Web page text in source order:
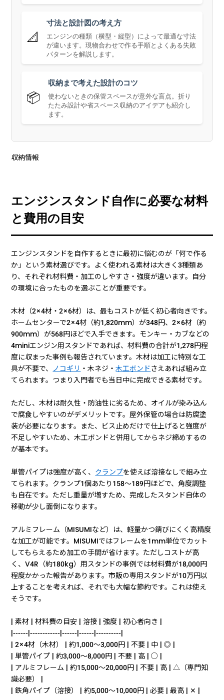
📐
寸法と設計図の考え方
エンジンの種類（横型・縦型）によって最適な寸法
が違います。現物合わせで作る手順とよくある失敗
パターンを解説します。
📦
収納まで考えた設計のコツ
使わないときの保管スペースが意外な盲点。折り
たたみ設計や省スペース収納のアイデアも紹介し
ます。
収納情報
エンジンスタンド自作に必要な材料
と費用の目安
エンジンスタンドを自作するときに最初に悩むのが「何で作る
か」という素材選びです。よく使われる素材は大きく3種類あ
り、それぞれ材料費・加工のしやすさ・強度が違います。自分
の環境に合ったものを選ぶことが重要です。
木材（2×4材・2×6材）は、最もコストが低く初心者向きです。
ホームセンターで2×4材（約1,820mm）が348円、2×6材（約
900mm）が568円ほどで入手できます。モンキー・カブなどの
4miniエンジン用スタンドであれば、材料費の合計が1,278円程
度に収まった事例も報告されています。木材は加工に特別な工
具が不要で、 ノコギリ ・木ネジ・木工ボンドさえあれば組み立
てられます。つまり入門者でも当日中に完成できる素材です。
ただし、木材は耐久性・防油性に劣るため、オイルが染み込ん
で腐食しやすいのがデメリットです。屋外保管の場合は防腐塗
装が必要になります。また、ビス止めだけで仕上げると強度が
不足しやすいため、木工ボンドと併用してからネジ締めするの
が基本です。
単管パイプは強度が高く、 クランプを使えば溶接なしで組み立
てられます。クランプ1個あたり158〜189円ほどで、角度調整
も自在です。ただし重量が増すため、完成したスタンド自体の
移動が少し面倒になります。
アルミフレーム（MISUMIなど）は、軽量かつ錆びにくく高精度
な加工が可能です。MISUMIではフレームを1mm単位でカット
してもらえるため加工の手間が省けます。ただしコストが高
く、V4R（約180kg）用スタンドの事例では材料費が18,000円
程度かかった報告があります。市販の専用スタンドが10万円以
上することを考えれば、それでも大幅な節約です。これは使え
そうです。
| 素材 | 材料費の目安 | 溶接 | 強度 | 初心者向き |
|------|------------|------|------|----------|
| 2×4材（木材） | 約1,000〜3,000円 | 不要 | 中 | ◎ |
| 単管パイプ | 約3,000〜8,000円 | 不要 | 高 | ○ |
| アルミフレーム | 約15,000〜20,000円 | 不要 | 高 | △（専門知
識必要） |
| 鉄角パイプ（溶接） | 約5,000〜10,000円 | 必要 | 最高 | ✕ |